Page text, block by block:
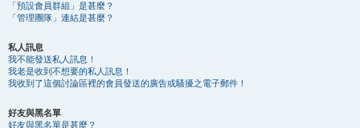
「預設會員群組」是甚麼？
「管理團隊」連結是甚麼？
私人訊息
我不能發送私人訊息！
我老是收到不想要的私人訊息！
我收到了這個討論區裡的會員發送的廣告或騷擾之電子郵件！
好友與黑名單
好友與黑名單是甚麼？